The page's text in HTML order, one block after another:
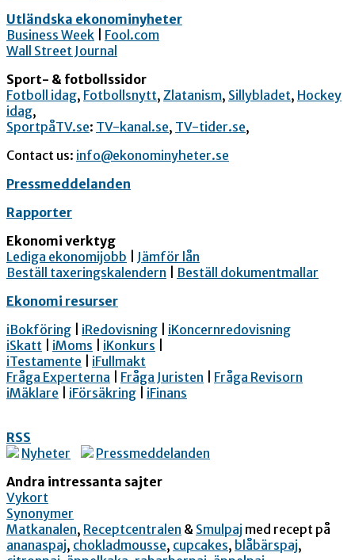
Utländska ekonominyheter
Business Week
Fool.com
Wall Street Journal
Sport- & fotbollssidor
Fotboll idag, Fotbollsnytt, Zlatanism, Sillybladet, Hockey
idag,
SportpåTV.se: TV-kanal.se, TV-tider.se,
Contact us: info@ekonominyheter.se
Pressmeddelanden
Rapporter
Ekonomi verktyg
Lediga ekonomijobb
Jämför lån
Beställ taxeringskalendern
Beställ dokumentmallar
Ekonomi resurser
iBokföring
iRedovisning
iKoncernredovisning
iSkatt
iMoms iKonkurs
iTestamente
iFullmakt
Fråga Experterna
Fråga Juristen
Fråga Revisorn
iMäklare
iFörsäkring iFinans
RSS
Nyheter
Pressmeddelanden
Andra intressanta sajter
Vykort
Synonymer
Matkanalen, Receptcentralen & Smulpaj med recept på
ananaspaj, chokladmousse, cupcakes, blåbärspaj,